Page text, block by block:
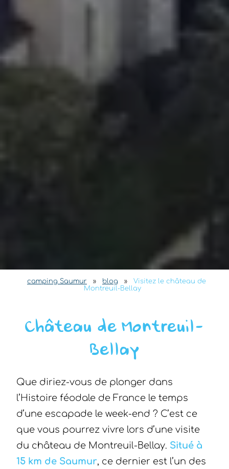
camping Saumur » blog »
Visitez le château de
Montreuil-Bellay
Château de Montreuil-
Bellay
Que diriez-vous de plonger dans
l’Histoire féodale de France le temps
d’une escapade le week-end ? C’est ce
que vous pourrez vivre lors d’une visite
du château de Montreuil-Bellay. Situé à
15 km de Saumur, ce dernier est l’un des